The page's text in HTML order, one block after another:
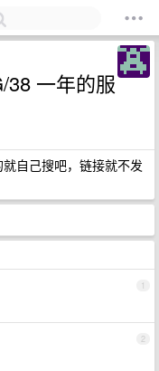
38 一年的服
自己搜吧，链接就不发
1
2